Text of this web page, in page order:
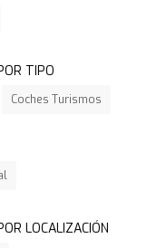
TIPO
Coches Turismos
LOCALIZACIÓN